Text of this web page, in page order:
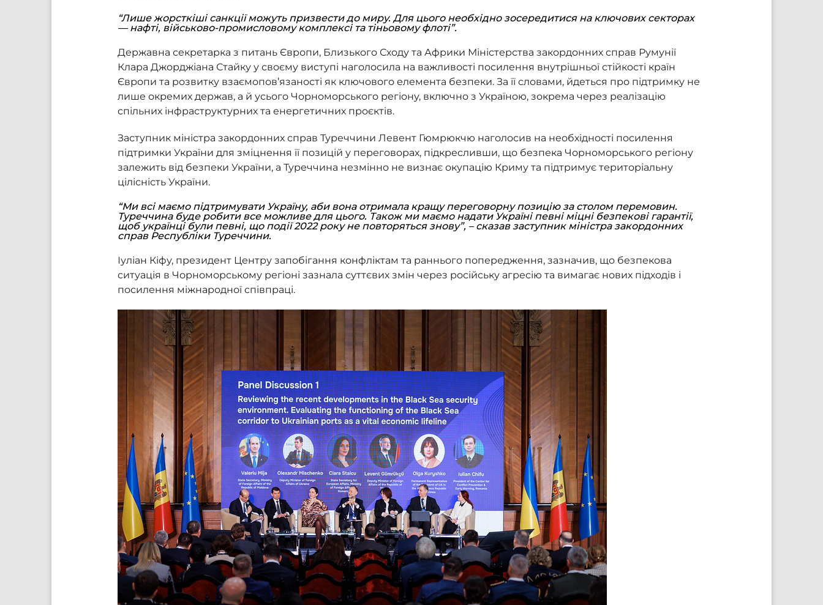
“Лише жорсткіші санкції можуть призвести до миру. Для цього необхідно зосередитися на ключових секторах
— нафті, військово-промисловому комплексі та тіньовому флоті”.
Державна секретарка з питань Європи, Близького Сходу та Африки Міністерства закордонних справ Румунії
Клара Джорджіана Стайку у своєму виступі наголосила на важливості посилення внутрішньої стійкості країн
Європи та розвитку взаємопов’язаності як ключового елемента безпеки. За її словами, йдеться про підтримку не
лише окремих держав, а й усього Чорноморського регіону, включно з Україною, зокрема через реалізацію
спільних інфраструктурних та енергетичних проєктів.
Заступник міністра закордонних справ Туреччини Левент Гюмрюкчю наголосив на необхідності посилення
підтримки України для зміцнення її позицій у переговорах, підкресливши, що безпека Чорноморського регіону
залежить від безпеки України, а Туреччина незмінно не визнає окупацію Криму та підтримує територіальну
цілісність України.
“Ми всі маємо підтримувати Україну, аби вона отримала кращу переговорну позицію за столом перемовин.
Туреччина буде робити все можливе для цього. Також ми маємо надати Україні певні міцні безпекові гарантії,
щоб українці були певні, що події 2022 року не повторяться знову”, – сказав заступник міністра закордонних
справ Республіки Туреччини.
Іуліан Кіфу, президент Центру запобігання конфліктам та раннього попередження, зазначив, що безпекова
ситуація в Чорноморському регіоні зазнала суттєвих змін через російську агресію та вимагає нових підходів і
посилення міжнародної співпраці.